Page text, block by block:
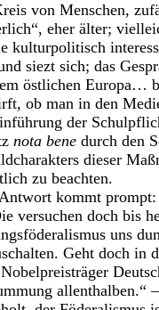
von Menschen,
eher älter;
kulturpolitisch
siezt sich; das
östlichen Europa…
ob man in den
der
nota bene durch den
dieser
zu beachten.
kommt prompt:
versuchen doch bis
uns
Geht doch in
allenthalben.“